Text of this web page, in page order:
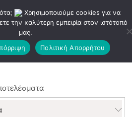
by
Χρησιμοποιούμε cookies για να
την καλύτερη εμπειρία στον ιστότοπό
μας.
Πολιτική Απορρήτου